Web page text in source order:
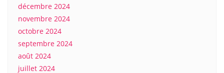
décembre 2024
novembre 2024
octobre 2024
septembre 2024
août 2024
juillet 2024